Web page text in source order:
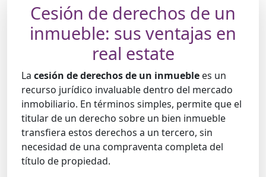
Cesión de derechos de un
inmueble: sus ventajas en
real estate
La cesión de derechos de un inmueble es un
recurso jurídico invaluable dentro del mercado
inmobiliario. En términos simples, permite que el
titular de un derecho sobre un bien inmueble
transfiera estos derechos a un tercero, sin
necesidad de una compraventa completa del
título de propiedad.